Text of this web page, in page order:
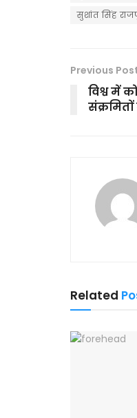
सुशांत सिंह
Previous
विश्व में
Related